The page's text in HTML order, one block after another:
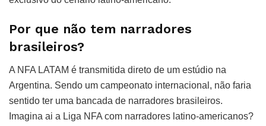
Por que não tem narradores
brasileiros?
A NFA LATAM é transmitida direto de um estúdio na
Argentina. Sendo um campeonato internacional, não faria
sentido ter uma bancada de narradores brasileiros.
Imagina ai a Liga NFA com narradores latino-americanos?